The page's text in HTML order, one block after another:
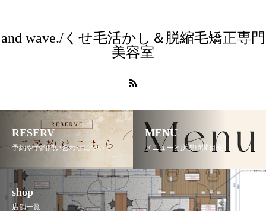
and wave./くせ毛活かし＆脱縮毛矯正専門
美容室
RESERV
予約や予約問い合わせについて
MENU
メニューと所要時間目安
shop
店舗一覧